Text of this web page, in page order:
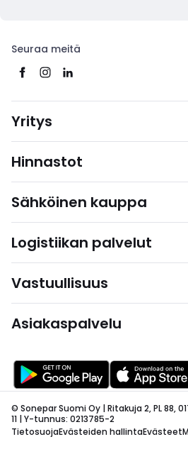
Seuraa meitä
Yritys
Hinnastot
Sähköinen kauppa
Logistiikan palvelut
Vastuullisuus
Asiakaspalvelu
© Sonepar Suomi Oy | Ritakuja 2, PL 88,
11 | Y-tunnus: 0213785-2
TietosuojaEvästeiden hallintaEvästeet